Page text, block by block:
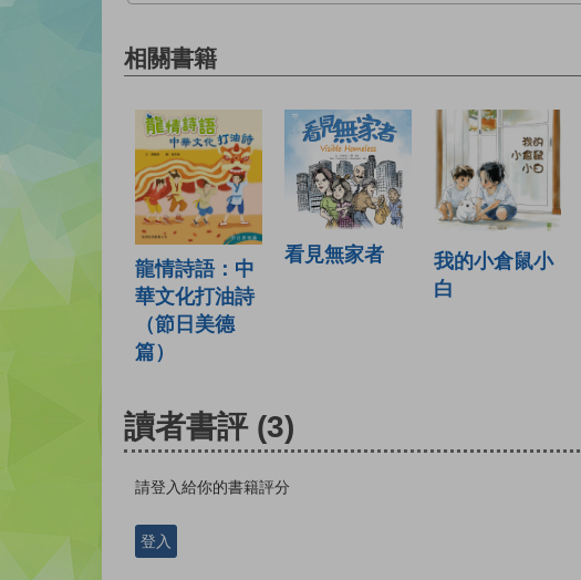
相關書籍
龍情詩語：中
華文化打油詩
（節日美德
篇）
看見無家者
我的小倉鼠小
白
讀者書評 (3)
請登入給你的書籍評分
登入